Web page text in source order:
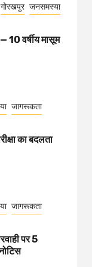
गोरखपुर जनसमस्या
10 वर्षीय मासूम
जागरूकता
का बदलता
जागरूकता
पर 5